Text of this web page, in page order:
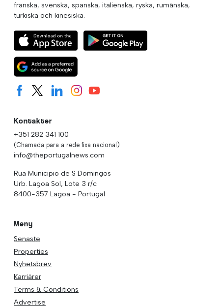
franska, svenska, spanska, italienska, ryska, rumänska,
turkiska och kinesiska.
Kontakter
+351 282 341 100
(Chamada para a rede fixa nacional)
info@theportugalnews.com
Rua Municipio de S Domingos
Urb. Lagoa Sol, Lote 3 r/c
8400-357 Lagoa - Portugal
Meny
Senaste
Properties
Nyhetsbrev
Karriärer
Terms & Conditions
Advertise